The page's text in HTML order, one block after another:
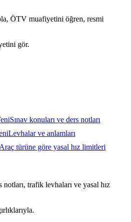
ÖTV muafiyetini öğren, resmi
gör.
Sınav konuları ve ders notları
Levhalar ve anlamları
Araç türüne göre yasal hız limitleri
trafik levhaları ve yasal hız